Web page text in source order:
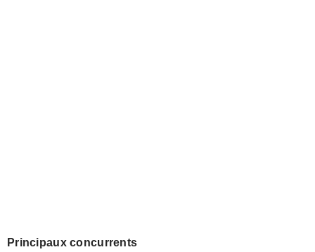
Principaux concurrents